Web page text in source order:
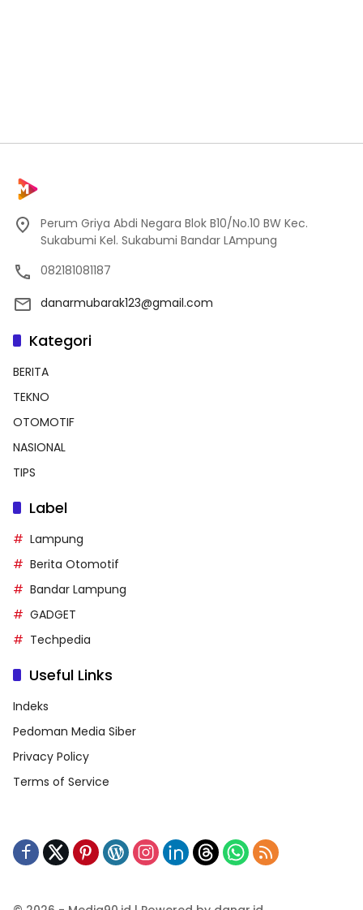
Perum Griya Abdi Negara Blok B10/No.10 BW Kec.
Sukabumi Kel. Sukabumi Bandar LAmpung
082181081187
danarmubarak123@gmail.com
Kategori
BERITA
TEKNO
OTOMOTIF
NASIONAL
TIPS
Label
Lampung
Berita Otomotif
Bandar Lampung
GADGET
Techpedia
Useful Links
Indeks
Pedoman Media Siber
Privacy Policy
Terms of Service